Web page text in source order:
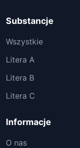
Substancje
Wszystkie
Litera A
Litera B
Litera C
Informacje
O nas